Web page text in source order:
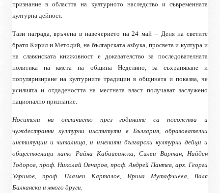
признание в областта на културното наследство и съвременната
културна дейност.
Тази награда, връчена в навечерието на24 май – Деня на светите
братя Кирил и Методий, на българската азбука, просвета и култура и
на славянската книжовност е доказателство за последователната
политика на кмета на община Неделино, за съхраняване и
популяризиране на културните традиции в общината и показва, че
усилията и отдадеността на местната власт получават заслужено
национално признание.
Носители на отличието през годините са посолства и
чуждестранни културни институти в България, образователни
институции и читалища, и именити български културни дейци и
общественици като Райна Кабаиванска, Силви Вартан, Найден
Тодоров, проф. Николай Овчаров, проф. Андрей Пантев, арх. Георги
Угринов, проф. Пламен Карталов, Ирина Мутафчиева, Валя
Балканска и много други.